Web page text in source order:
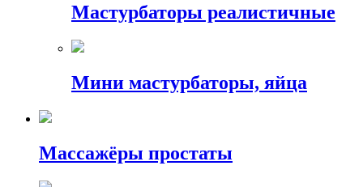
Мастурбаторы реалистичные
Мини мастурбаторы, яйца
Массажёры простаты